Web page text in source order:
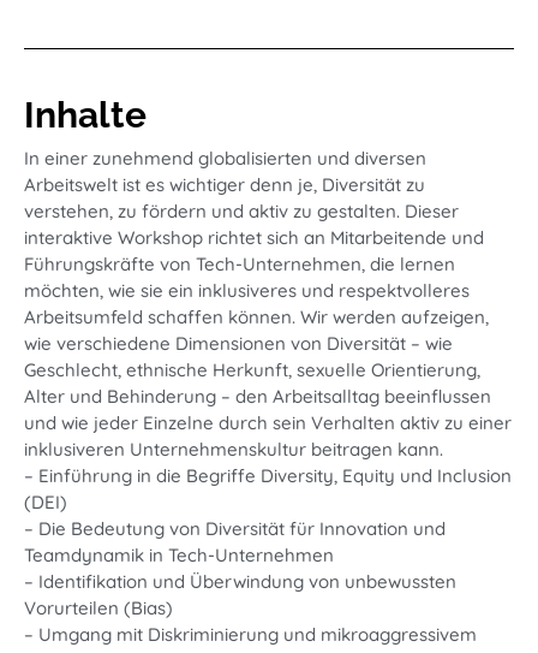
Inhalte
In einer zunehmend globalisierten und diversen
Arbeitswelt ist es wichtiger denn je, Diversität zu
verstehen, zu fördern und aktiv zu gestalten. Dieser
interaktive Workshop richtet sich an Mitarbeitende und
Führungskräfte von Tech-Unternehmen, die lernen
möchten, wie sie ein inklusiveres und respektvolleres
Arbeitsumfeld schaffen können. Wir werden aufzeigen,
wie verschiedene Dimensionen von Diversität – wie
Geschlecht, ethnische Herkunft, sexuelle Orientierung,
Alter und Behinderung – den Arbeitsalltag beeinflussen
und wie jeder Einzelne durch sein Verhalten aktiv zu einer
inklusiveren Unternehmenskultur beitragen kann.
– Einführung in die Begriffe Diversity, Equity und Inclusion
(DEI)
– Die Bedeutung von Diversität für Innovation und
Teamdynamik in Tech-Unternehmen
– Identifikation und Überwindung von unbewussten
Vorurteilen (Bias)
– Umgang mit Diskriminierung und mikroaggressivem